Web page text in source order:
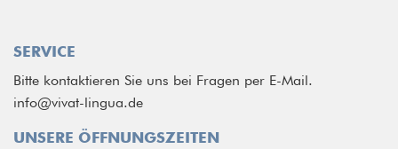
SERVICE
Bitte kontaktieren Sie uns bei Fragen per E-Mail.
info@vivat-lingua.de
UNSERE ÖFFNUNGSZEITEN